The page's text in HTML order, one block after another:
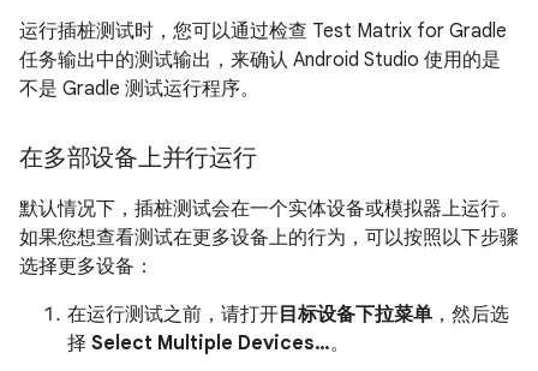
运行插桩测试时，您可以通过检查 Test Matrix for Gradle
任务输出中的测试输出，来确认 Android Studio 使用的是
不是 Gradle 测试运行程序。
在多部设备上并行运行
默认情况下，插桩测试会在一个实体设备或模拟器上运行。
如果您想查看测试在更多设备上的行为，可以按照以下步骤
选择更多设备：
在运行测试之前，请打开目标设备下拉菜单 ，然后选
择 Select Multiple Devices…。